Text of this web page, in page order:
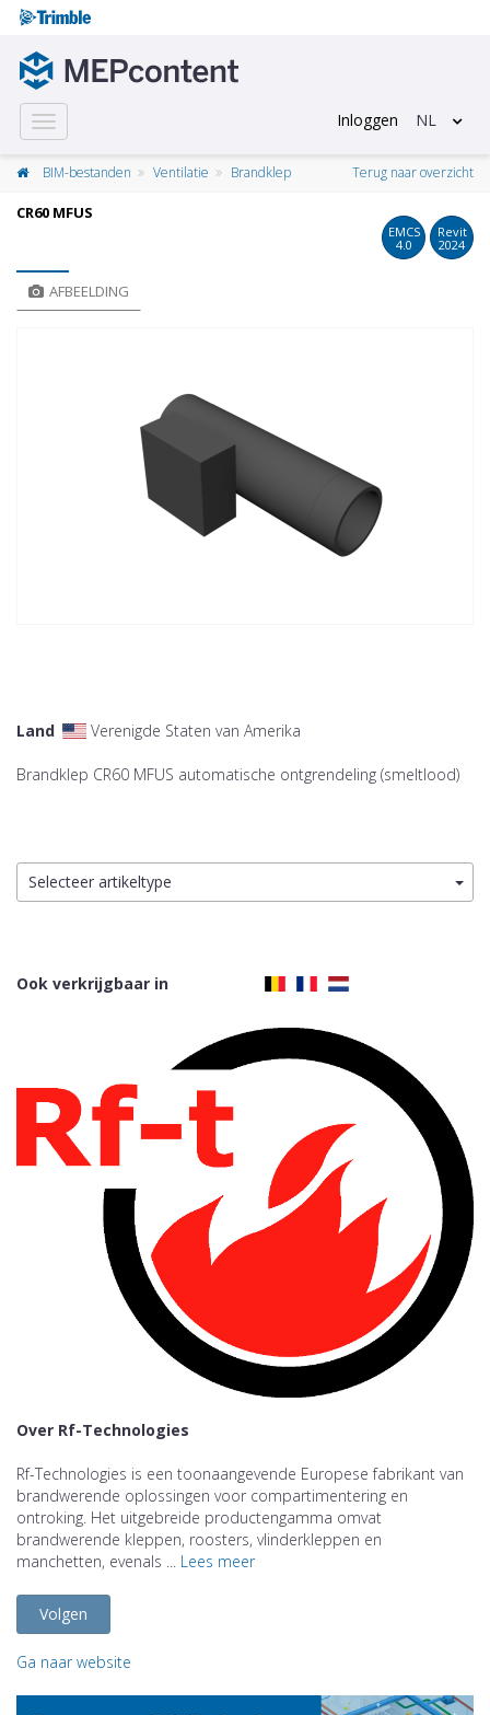
Toggle
navigation
Inloggen NL
BIM-bestanden Ventilatie Brandklep Terug naar overzicht
CR60 MFUS
EMCS
4.0
Revit
2024
AFBEELDING
Land Verenigde Staten van Amerika
Brandklep CR60 MFUS automatische ontgrendeling (smeltlood)
Selecteer artikeltype
Ook verkrijgbaar in
Over Rf-Technologies
Rf-Technologies is een toonaangevende Europese fabrikant van
brandwerende oplossingen voor compartimentering en
ontroking. Het uitgebreide productengamma omvat
brandwerende kleppen, roosters, vlinderkleppen en
manchetten, evenals ... Lees meer
Volgen
Ga naar website